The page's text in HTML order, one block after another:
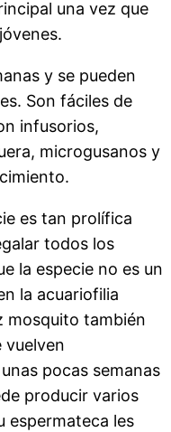
una vez que
y se pueden
Son fáciles de
infusorios,
microgusanos y
es tan prolífica
todos los
la especie no es un
la acuariofilia
mosquito también
vuelven
pocas semanas
producir varios
espermateca les